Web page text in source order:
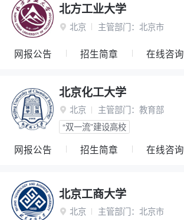
北方工业大学
 北京 主管部门： 北京市
网报公告 招生简章 在线咨询
北京化工大学
 北京 主管部门： 教育部
“双一流”建设高校
网报公告 招生简章 在线咨询
北京工商大学
 北京 主管部门： 北京市